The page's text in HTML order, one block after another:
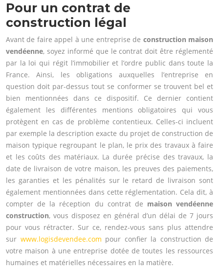
Pour un contrat de
construction légal
Avant de faire appel à une entreprise de construction maison
vendéenne, soyez informé que le contrat doit être réglementé
par la loi qui régit l’immobilier et l’ordre public dans toute la
France. Ainsi, les obligations auxquelles l’entreprise en
question doit par-dessus tout se conformer se trouvent bel et
bien mentionnées dans ce dispositif. Ce dernier contient
également les différentes mentions obligatoires qui vous
protègent en cas de problème contentieux. Celles-ci incluent
par exemple la description exacte du projet de construction de
maison typique regroupant le plan, le prix des travaux à faire
et les coûts des matériaux. La durée précise des travaux, la
date de livraison de votre maison, les preuves des paiements,
les garanties et les pénalités sur le retard de livraison sont
également mentionnées dans cette réglementation. Cela dit, à
compter de la réception du contrat de maison vendéenne
construction, vous disposez en général d’un délai de 7 jours
pour vous rétracter. Sur ce, rendez-vous sans plus attendre
sur www.logisdevendee.com pour confier la construction de
votre maison à une entreprise dotée de toutes les ressources
humaines et matérielles nécessaires en la matière.